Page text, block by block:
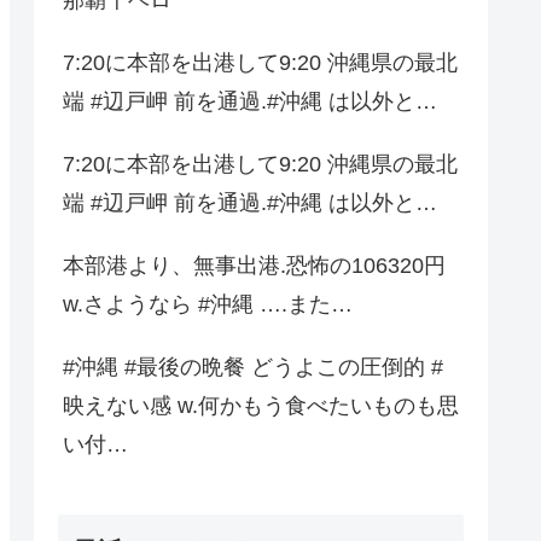
7:20に本部を出港して9:20 沖縄県の最北
端 #辺戸岬 前を通過.#沖縄 は以外と…
7:20に本部を出港して9:20 沖縄県の最北
端 #辺戸岬 前を通過.#沖縄 は以外と…
本部港より、無事出港.恐怖の106320円
w.さようなら #沖縄 ….また…
#沖縄 #最後の晩餐 どうよこの圧倒的 #
映えない感 w.何かもう食べたいものも思
い付…